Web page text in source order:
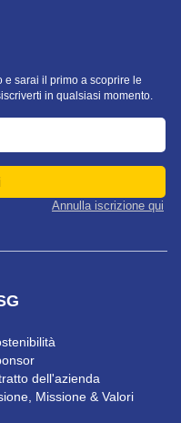
dell'azienda
Missione & Valori
e sarai il primo a scoprire le
in qualsiasi momento.
Annulla iscrizione qui